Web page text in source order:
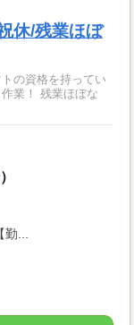
休/残業ほぼ
の資格を持ってい
業！ 残業ほぼな
...